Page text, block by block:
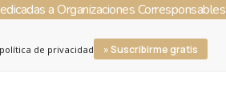
a Organizaciones Corresponsables
de privacidad » Suscribirme gratis